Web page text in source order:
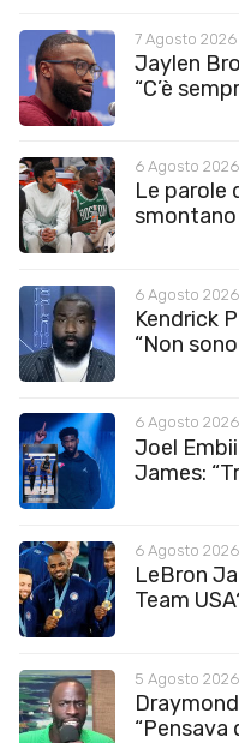
7 Agosto 2026
Jaylen
“C’è
6 Agosto 2026
Le parole
smontano
6 Agosto
Kendrick
“Non
6 Agosto
Joel
James:
6 Agosto
LeBron
Team
5 Agosto
“Pensava